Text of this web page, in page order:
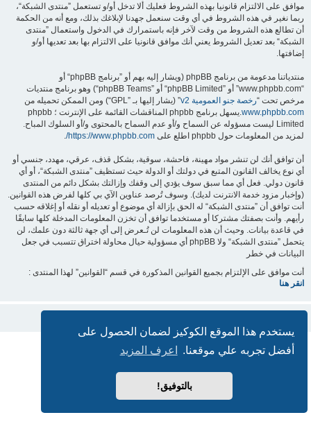
يستخدم هذا الموقع الكوكيز لضمان الحصول على
أفضل تجربه علي موقعنا.
اعرف المزيد
بالتوفيق!
موافق على الالتزام قانونيا بهذه الشروط فعليك ألا تدخل أو/و تستعمل ”منتدى الشبكة“،
ربما نغير في هذه الشروط في أي وقت سنعمل جهدنا لإبلاغك بذلك، ومع أنه من الحكمة
أن تطالع هذه الشروط من وقت لآخر فإنه باستمرارك في الدخول واستعمال ”منتدى
الشبكة“ بعد تعديل الشروط يعني أنك موافق قانونيا على الالتزام بها بعد تعديها أو/و
إضافتها.
منتدياتنا مدعومة من برنامج phpBB (ويشار إليه بهم أو ”برنامج phpBB“ أو
“www.phpbb.com” أو ”phpBB Limited“ أو ”phpBB Teams“) وهو برنامج منتديات
مرخص تحت “رخصة جنو العمومية v2
” (يشار إليها بـ ”GPL“) ومن الممكن تحميله من
www.phpbb.com
.يسهل برنامج phpbb المناقشات القائمة على الإنترنت ؛ phpbb
Limited ليست مسؤوله عن السماح و/أو عدم السماح بالمحتوى و/أو السلوك المباح.
لمزيد من المعلومات حول phpbb اطلع على
https://www.phpbb.com/
.
أن توافق أنك لن تنشر مواد مهينة، فاحشة، سوقية، بشكل قذف، عرقي، مهدد، جنسي أو
أي نوع يخالف القانون المتبع في دولتك أو الدولة حيث تستظيف ”منتدى الشبكة“، أو أي
قانون دولي. فعل أي مما سبق سوف يؤدي إلى وقفك وإزالتك بشكل دائم من المنتدى
(وإخبار مزود خدمة الانترنت لديك). وسوف تُرصد عناوين الآي بي كلها لفرض هذه القوانين.
أنت توافق أن ”منتدى الشبكة“ له الحق بإزالة أي موضوع أو تعديله أو نقله أو إغلاقه حسب
رأيهم. وأنت بصفتك مشتركا أو مستخدما توافق أن تخزن المعلومات المدخلة كلها سابقًا
في قاعدة بيانات. وحيث أن هذه المعلومات لن تُـعرض إلى أي جهة ثالثة دون علمك، لن
يتحمل ”منتدى الشبكة“ ولا phpBB أي مسؤولية حيال محاولة اختراق تتسبب في جعل
البيانات في خطر
أنت موافق على الإلتزام بجميع القوانين المذكورة في قسم “القوانين” لهذا المنتدى :
انقر هنا
بدعم من phpBB
® Forum Software © phpBB Limited
الخصوصية|الشروط